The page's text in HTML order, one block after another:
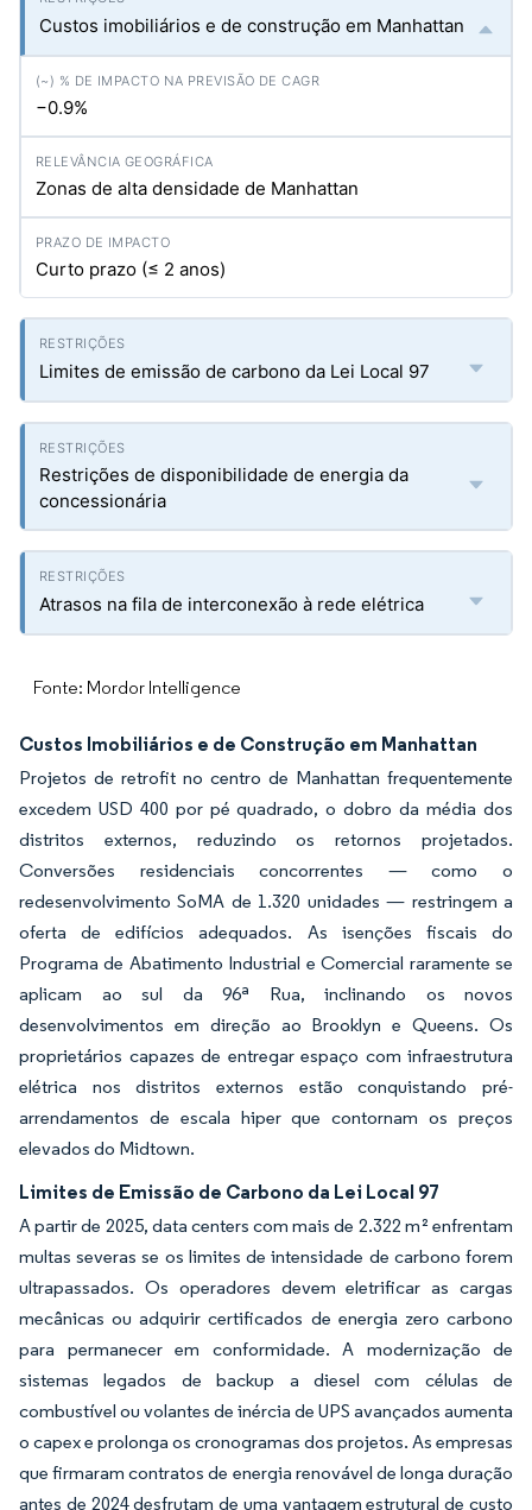
Custos imobiliários e de construção em Manhattan
−0.9%
Zonas de alta densidade de Manhattan
Curto prazo (≤ 2 anos)
Limites de emissão de carbono da Lei Local 97
Restrições de disponibilidade de energia da
concessionária
Atrasos na fila de interconexão à rede elétrica
Fonte: Mordor Intelligence
Custos Imobiliários e de Construção em Manhattan
Projetos de retrofit no centro de Manhattan frequentemente
excedem USD 400 por pé quadrado, o dobro da média dos
distritos externos, reduzindo os retornos projetados.
Conversões residenciais concorrentes — como o
redesenvolvimento SoMA de 1.320 unidades — restringem a
oferta de edifícios adequados. As isenções fiscais do
Programa de Abatimento Industrial e Comercial raramente se
aplicam ao sul da 96ª Rua, inclinando os novos
desenvolvimentos em direção ao Brooklyn e Queens. Os
proprietários capazes de entregar espaço com infraestrutura
elétrica nos distritos externos estão conquistando pré-
arrendamentos de escala hiper que contornam os preços
elevados do Midtown.
Limites de Emissão de Carbono da Lei Local 97
A partir de 2025, data centers com mais de 2.322 m² enfrentam
multas severas se os limites de intensidade de carbono forem
ultrapassados. Os operadores devem eletrificar as cargas
mecânicas ou adquirir certificados de energia zero carbono
para permanecer em conformidade. A modernização de
sistemas legados de backup a diesel com células de
combustível ou volantes de inércia de UPS avançados aumenta
o capex e prolonga os cronogramas dos projetos. As empresas
que firmaram contratos de energia renovável de longa duração
antes de 2024 desfrutam de uma vantagem estrutural de custo